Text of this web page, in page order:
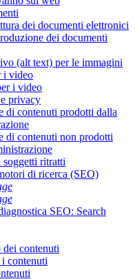
dei documenti elettronici
dei documenti
(alt text) per le immagini
i video
i video
privacy
di contenuti prodotti dalla
di contenuti non prodotti
soggetti ritratti
di ricerca (SEO)
SEO: Search
dei contenuti
contenuti